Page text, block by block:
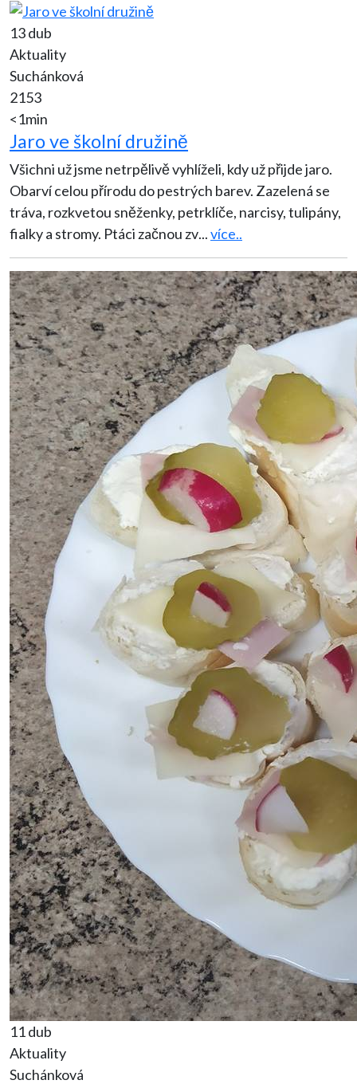
13 dub
Aktuality
Suchánková
2153
<1min
Jaro ve školní družině
Všichni už jsme netrpělivě vyhlíželi, kdy už přijde jaro.
Obarví celou přírodu do pestrých barev. Zazelená se
tráva, rozkvetou sněženky, petrklíče, narcisy, tulipány,
fialky a stromy. Ptáci začnou zv...více..
11 dub
Aktuality
Suchánková